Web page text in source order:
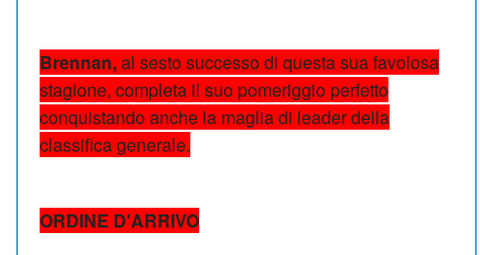
Brennan,al sesto successo di questa sua favolosa
stagione, completa il suo pomeriggio perfetto
conquistando anche la maglia di leader della
classifica generale.
ORDINE D'ARRIVO